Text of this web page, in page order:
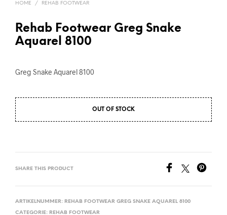
HOME / REHAB FOOTWEAR
Rehab Footwear Greg Snake
Aquarel 8100
Greg Snake Aquarel 8100
OUT OF STOCK
SHARE THIS PRODUCT
ARTIKELNUMMER: REHAB FOOTWEAR GREG SNAKE AQUAREL 8100
CATEGORIE: REHAB FOOTWEAR